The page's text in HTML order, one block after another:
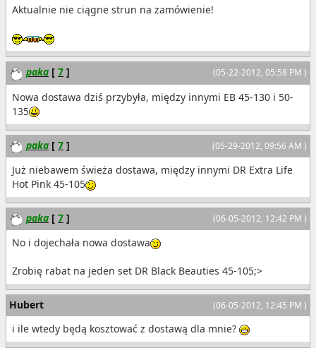
Aktualnie nie ciągne strun na zamówienie!
(05-22-2012, 05:58 PM )
paka [ 7 ]
Nowa dostawa dziś przybyła, między innymi EB 45-130 i 50-
135
(05-29-2012, 09:56 AM )
paka [ 7 ]
Już niebawem świeża dostawa, między innymi DR Extra Life
Hot Pink 45-105
(06-05-2012, 12:42 PM )
paka [ 7 ]
No i dojechała nowa dostawa
Zrobię rabat na jeden set DR Black Beauties 45-105;>
(06-05-2012, 12:45 PM )
Hubert
i ile wtedy będą kosztować z dostawą dla mnie?